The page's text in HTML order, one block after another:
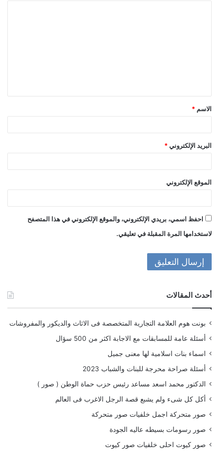
ق
*
الاسم *
البريد الإلكتروني *
الموقع الإلكتروني
احفظ اسمي، بريدي الإلكتروني، والموقع الإلكتروني في هذا المتصفح
لاستخدامها المرة المقبلة في تعليقي.
أحدث المقالات
بونت هوم العلامة التجارية المتخصصة فى الاثاث والديكور والمفروشات
أسئلة عامة للمسابقات مع الاجابة اكثر من 500 سؤال
اسماء بنات اسلامية لها معنى جميل
أسئلة صراحة محرجة للبنات والشباب 2023
الدكتور محمد اسعد مساعد رئيس حزب حماة الوطن ( صور )
أكل كل شىء ولم يشبع قصة الرجل الاغرب فى العالم
صور متحركة اجمل خلفيات صور متحركة
صور رسومات بسيطه عاليه الجودة
صور كيوت احلى خلفيات صور كيوت